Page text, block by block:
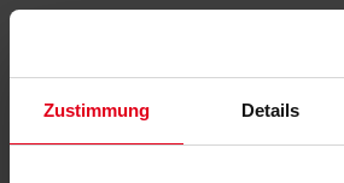
Zustimmung Details